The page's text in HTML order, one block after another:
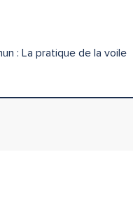
: La pratique de la voile